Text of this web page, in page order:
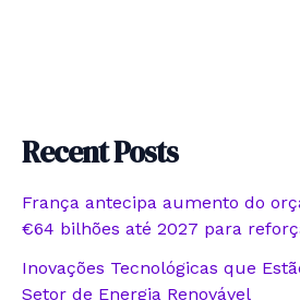
Recent Posts
França antecipa aumento do
€64 bilhões até 2027 para
Inovações Tecnológicas que
Setor de Energia Renovável